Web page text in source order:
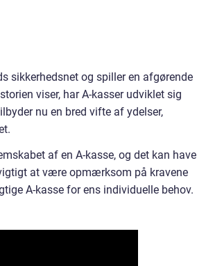
sikkerhedsnet og spiller en afgørende
viser, har A-kasser udviklet sig
nu en bred vifte af ydelser,
af en A-kasse, og det kan have
at være opmærksom på kravene
A-kasse for ens individuelle behov.